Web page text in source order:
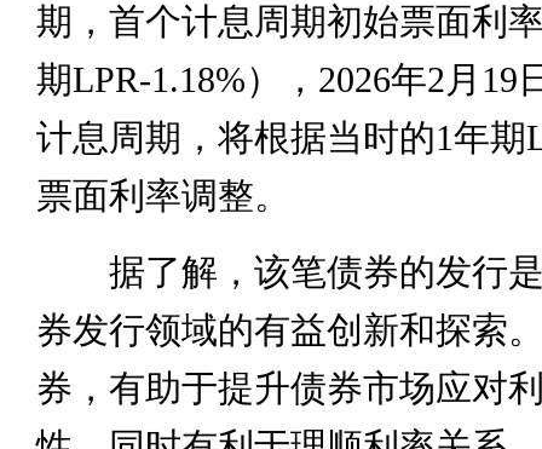
期，首个计息周期初始票面利
期LPR-1.18%），2026年2月19
计息周期，将根据当时的1年期
票面利率调整。
据了解，该笔债券的发行是
券发行领域的有益创新和探索
券，有助于提升债券市场应对